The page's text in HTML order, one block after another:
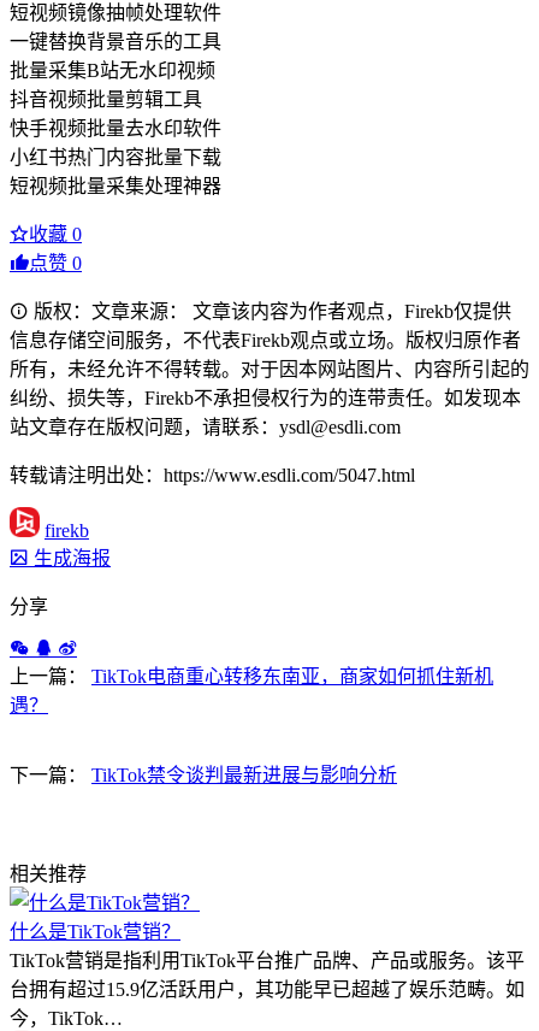
短视频镜像抽帧处理软件
一键替换背景音乐的工具
批量采集B站无水印视频
抖音视频批量剪辑工具
快手视频批量去水印软件
小红书热门内容批量下载
短视频批量采集处理神器
收藏 0
点赞 0
版权：文章来源： 文章该内容为作者观点，Firekb仅提供
信息存储空间服务，不代表Firekb观点或立场。版权归原作者
所有，未经允许不得转载。对于因本网站图片、内容所引起的
纠纷、损失等，Firekb不承担侵权行为的连带责任。如发现本
站文章存在版权问题，请联系：ysdl@esdli.com
转载请注明出处：https://www.esdli.com/5047.html
firekb
生成海报
分享
上一篇：
TikTok电商重心转移东南亚，商家如何抓住新机
遇？
下一篇： TikTok禁令谈判最新进展与影响分析
相关推荐
什么是TikTok营销？
TikTok营销是指利用TikTok平台推广品牌、产品或服务。该平
台拥有超过15.9亿活跃用户，其功能早已超越了娱乐范畴。如
今，TikTok…